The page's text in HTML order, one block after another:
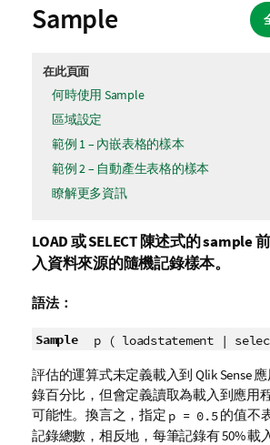
Sample
在此頁面
何時使用 Sample
區域設定
範例 1 – 內嵌表格的樣本
範例 2 – 自動產生表格的樣本
瞭解更多資訊
LOAD或SELECT陳述式的sample
入資料來源的隨機記錄樣本。
語法：
Sample p ( loadstatement |
評估的運算式未定義載入到 Qlik Sense應
錄百分比，但會定義讀取為載入到應用
可能性。換言之，指定 p = 0.5的值不
記錄總數，相反地，每筆記錄有 50% 載